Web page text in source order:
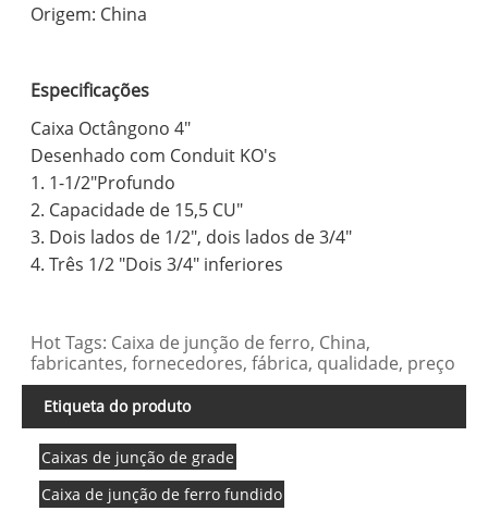
Origem: China
Especificações
Caixa Octângono 4"
Desenhado com Conduit KO's
1. 1-1/2"Profundo
2. Capacidade de 15,5 CU"
3. Dois lados de 1/2", dois lados de 3/4"
4. Três 1/2 "Dois 3/4" inferiores
Hot Tags: Caixa de junção de ferro, China,
fabricantes, fornecedores, fábrica, qualidade, preço
Etiqueta do produto
Caixas de junção de grade
Caixa de junção de ferro fundido